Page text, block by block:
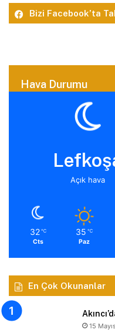
Bizi Facebook’ta
Hava Durumu
Açık hava
32 ℃
Cts
35 ℃
Paz
En Çok Okunanlar
15